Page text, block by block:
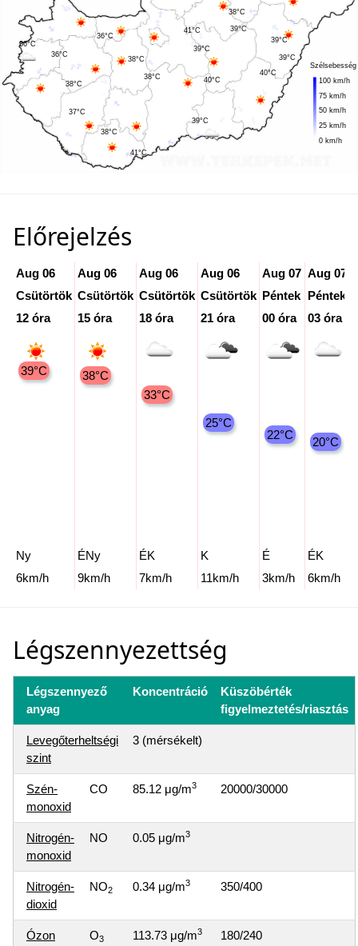
37°C
39°C
39°C
41°C
38°C
36°C
40°C
38°C
41°C
40°C
38°C
38°C 39°C
39°C
36°C
36°C
38°C
39°C
Szélsebesség
100 km/h
75 km/h
50 km/h
25 km/h
0 km/h
Előrejelzés
Aug 06
Csütörtök
12 óra
39°C
Ny
6km/h
Aug 06
Csütörtök
15 óra
38°C
ÉNy
9km/h
Aug 06
Csütörtök
18 óra
33°C
ÉK
7km/h
Aug 06
Csütörtök
21 óra
25°C
K
11km/h
Aug 07
Péntek
00 óra
22°C
É
3km/h
Aug 07
Péntek
03 óra
20°C
ÉK
6km/h
Légszennyezettség
Légszennyező
anyag
Koncentráció
Küszöbérték
figyelmeztetés/riasztás
Levegőterheltségi
szint
3 (mérsékelt)
Szén-
monoxid
CO 85.12 μg/m3 20000/30000
Nitrogén-
monoxid
NO 0.05 μg/m3
Nitrogén-
dioxid
NO2 0.34 μg/m3 350/400
Ózon O3 113.73 μg/m3 180/240